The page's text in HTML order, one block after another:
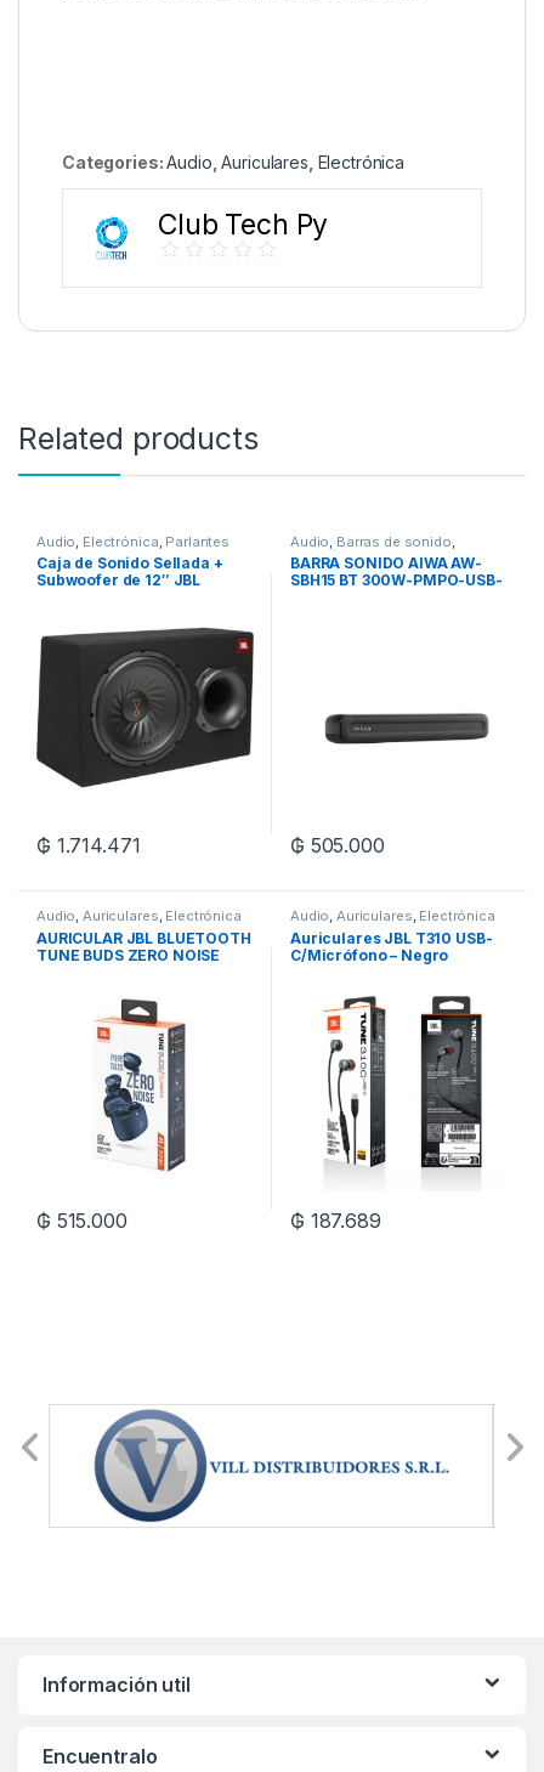
Categories:Audio ,Auriculares Electrónica
Club Tech Py
Related products
Audio Electrónica Parlantes
Caja de Sonido Sellada +
Subwoofer de 12″ JBL
₲ 1.714.471
Audio Barras de sonido
Electrónica
BARRA SONIDO AIWA AW-
SBH15 BT 300W-PMPO-USB-
₲ 505.000
Audio,Auriculares, Electrónica
AURICULAR JBL BLUETOOTH
TUNE BUDS ZERO NOISE
₲ 515.000
Audio,Auriculares, Electrónica
Auriculares JBL T310 USB-
C/Micrófono – Negro
₲ 187.689
Información util
Encuentralo